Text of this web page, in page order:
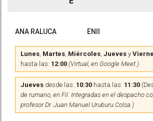
ANA RALUCA ENII
Lunes, Martes, Miércoles, Jueves y
hasta las: 12:00 (Virtual, en Google Meet.)
Jueves desde las: 10:30 hasta las: 11:30
de rumano, en Fil. Integradas en el despacho
profesor Dr. Juan Manuel Uruburu Colsa.)